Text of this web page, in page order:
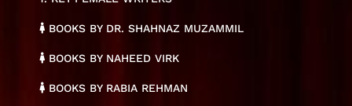
BOOKS BY DR. SHAHNAZ MUZAMMIL
BOOKS BY NAHEED VIRK
BOOKS BY RABIA REHMAN